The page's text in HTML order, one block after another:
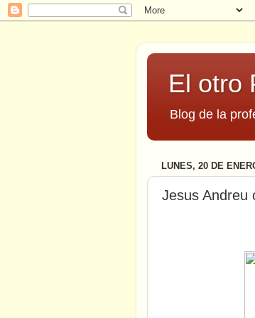
El otro
Blog de la
LUNES, 20 DE
Jesus Andreu